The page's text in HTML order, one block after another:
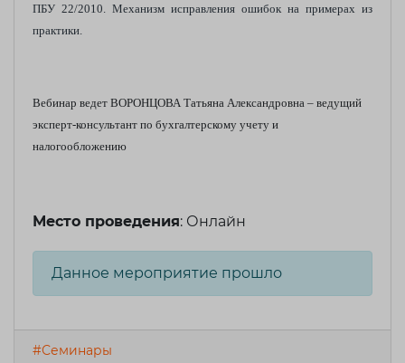
ПБУ 22/2010. Механизм исправления ошибок на примерах из
практики.
Вебинар ведет ВОРОНЦОВА Татьяна Александровна – ведущий
эксперт-консультант по бухгалтерскому учету и
налогообложению
Место проведения: Онлайн
Данное мероприятие прошло
#Семинары